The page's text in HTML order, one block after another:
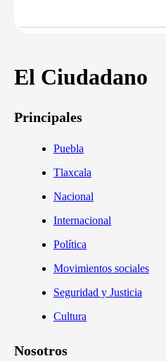
El Ciudadano
Principales
Puebla
Tlaxcala
Nacional
Internacional
Política
Movimientos sociales
Seguridad y Justicia
Cultura
Nosotros